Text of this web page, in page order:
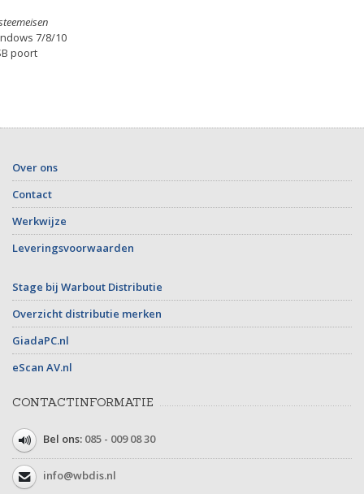
7/8/10
poort
Over ons
Contact
Werkwijze
Leveringsvoorwaarden
Stage bij Warbout Distributie
Overzicht distributie merken
GiadaPC.nl
eScan AV.nl
CONTACTINFORMATIE
Bel ons: 085 - 009 08 30
info@wbdis.nl